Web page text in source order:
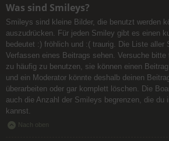
Was sind Smileys?
Smileys sind kleine Bilder, die benutzt werden
auszudrücken. Für jeden Smiley gibt es einen
bedeutet :) fröhlich und :( traurig. Die Liste aller
Verfassen eines Beitrags sehen. Versuche
zu häufig zu benutzen, sie können einen
und ein Moderator könnte deshalb deinen
überarbeiten oder gar komplett löschen. Die
auch die Anzahl der Smileys begrenzen, die du
kannst.
Nach oben